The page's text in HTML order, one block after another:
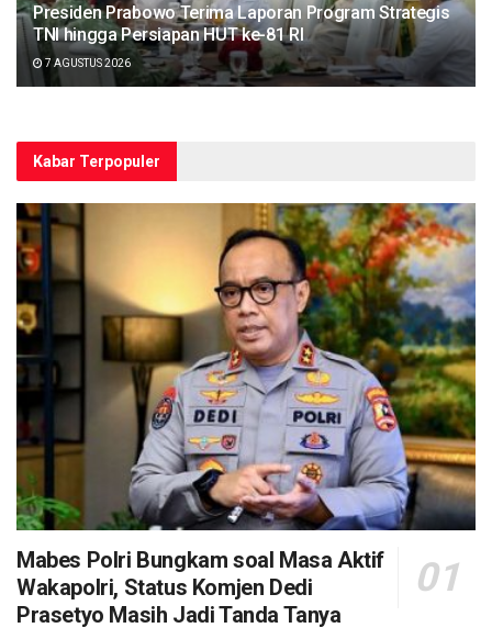
Presiden Prabowo Terima Laporan Program Strategis
TNI hingga Persiapan HUT ke-81 RI
7 AGUSTUS 2026
Kabar Terpopuler
Mabes Polri Bungkam soal Masa Aktif
Wakapolri, Status Komjen Dedi
Prasetyo Masih Jadi Tanda Tanya